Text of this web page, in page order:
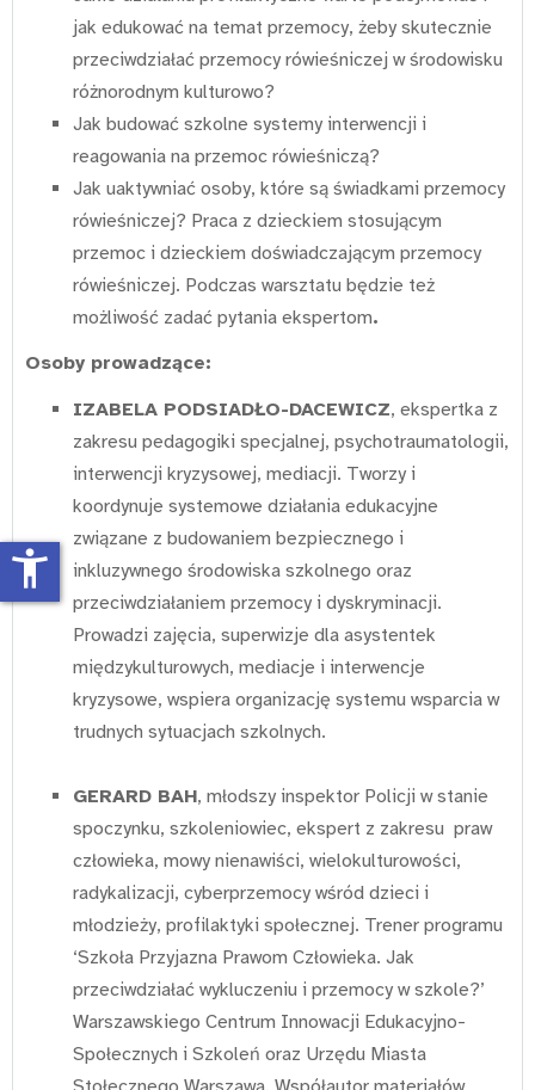
jak edukować na temat przemocy, żeby skutecznie
przeciwdziałać przemocy rówieśniczej w środowisku
różnorodnym kulturowo?
Jak budować szkolne systemy interwencji i
reagowania na przemoc rówieśniczą?
Jak uaktywniać osoby, które są świadkami przemocy
rówieśniczej? Praca z dzieckiem stosującym
przemoc i dzieckiem doświadczającym przemocy
rówieśniczej. Podczas warsztatu będzie też
możliwość zadać pytania ekspertom.
Osoby prowadzące:
IZABELA PODSIADŁO-DACEWICZ, ekspertka z
zakresu pedagogiki specjalnej, psychotraumatologii,
interwencji kryzysowej, mediacji. Tworzy i
koordynuje systemowe działania edukacyjne
związane z budowaniem bezpiecznego i
inkluzywnego środowiska szkolnego oraz
przeciwdziałaniem przemocy i dyskryminacji.
Prowadzi zajęcia, superwizje dla asystentek
międzykulturowych, mediacje i interwencje
kryzysowe, wspiera organizację systemu wsparcia w
trudnych sytuacjach szkolnych.
GERARD BAH, młodszy inspektor Policji w stanie
spoczynku, szkoleniowiec, ekspert z zakresu praw
człowieka, mowy nienawiści, wielokulturowości,
radykalizacji, cyberprzemocy wśród dzieci i
młodzieży, profilaktyki społecznej. Trener programu
‘Szkoła Przyjazna Prawom Człowieka. Jak
przeciwdziałać wykluczeniu i przemocy w szkole?’
Warszawskiego Centrum Innowacji Edukacyjno-
Społecznych i Szkoleń oraz Urzędu Miasta
accessibility_new